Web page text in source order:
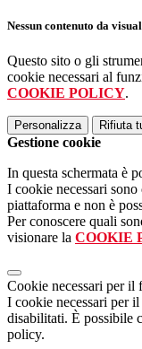
Nessun contenuto da
Questo sito o gli
cookie necessari al
COOKIE POLICY.
Personalizza Rifiuta
Gestione cookie
In questa schermata è
I cookie necessari
piattaforma e non è
Per conoscere quali
visionare la COOKIE
Cookie necessari per il
I cookie necessari per
disabilitati. È possibile
policy.